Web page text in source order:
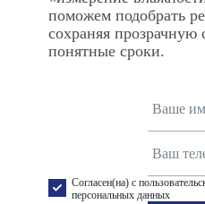
поможем подобрать
сохраняя прозрачную
понятные сроки.
Согласен(на) с
персональных данных